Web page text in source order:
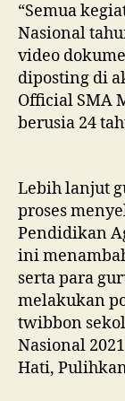
“Semua
Nasional
video
diposting di
Official SMA
berusia 24
Lebih lanjut
proses
Pendidikan
ini
serta para
melakukan
twibbon
Nasional
Hati,